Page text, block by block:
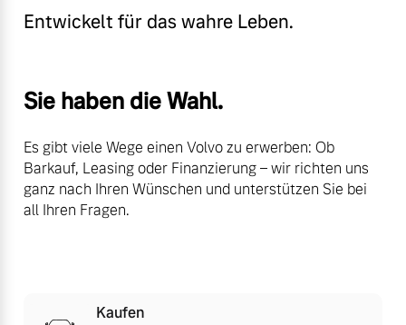
Fahrzeug konfigurieren
Volvo Selekt
Volvo Winter- und
Sommer Kompletträder.
Mehr erfahren
Frühjahrscheck
Entwickelt für das wahre Leben.
Sie haben die Wahl.
Es gibt viele Wege einen Volvo zu erwerben: Ob
Barkauf, Leasing oder Finanzierung – wir richten uns
ganz nach Ihren Wünschen und unterstützen Sie bei
all Ihren Fragen.
Kaufen